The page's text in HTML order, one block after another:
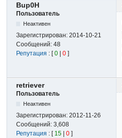
Bup0H
Пользователь
Неактивен
Зарегистрирован:2014-10-21
Сообщений:48
Репутация : [0 |0 ]
retriever
Пользователь
Неактивен
Зарегистрирован:2012-11-26
Сообщений:3,608
Репутация : [ 15 |0 ]